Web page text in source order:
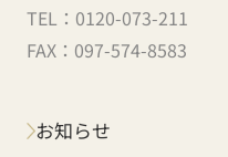
TEL： 0120-073-211
FAX： 097-574-8583
お知らせ